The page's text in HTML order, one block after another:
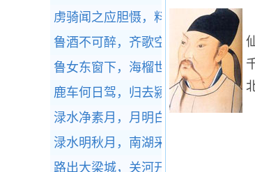
虏骑闻之应胆慑，料知短兵不敢接
鲁酒不可醉，齐歌空复情。全诗赏析
鲁女东窗下，海榴世所稀。全诗赏析
鹿车何日驾，归去颍东田。全诗赏析
渌水净素月，月明白鹭飞。全诗赏析
渌水明秋月，南湖采白蘋。全诗赏析
路出大梁城，关河开晓晴。全诗赏析